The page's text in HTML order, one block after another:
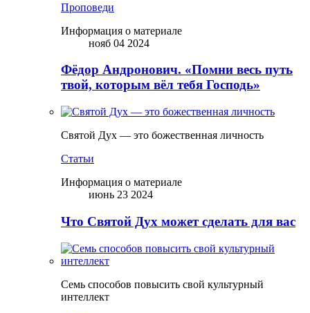
Проповеди
Информация о материале
нояб 04 2024
Фёдор Андронович. «Помни весь путь
твой, которым вёл тебя Господь»
Святой Дух — это божественная личность
Статьи
Информация о материале
июнь 23 2024
Что Святой Дух может сделать для вас
Семь способов повысить свой культурный
интеллект